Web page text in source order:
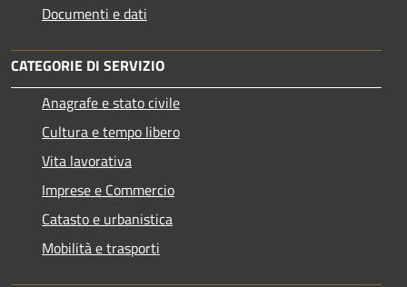
Documenti e dati
CATEGORIE DI SERVIZIO
Anagrafe e stato civile
Cultura e tempo libero
Vita lavorativa
Imprese e Commercio
Catasto e urbanistica
Mobilità e trasporti